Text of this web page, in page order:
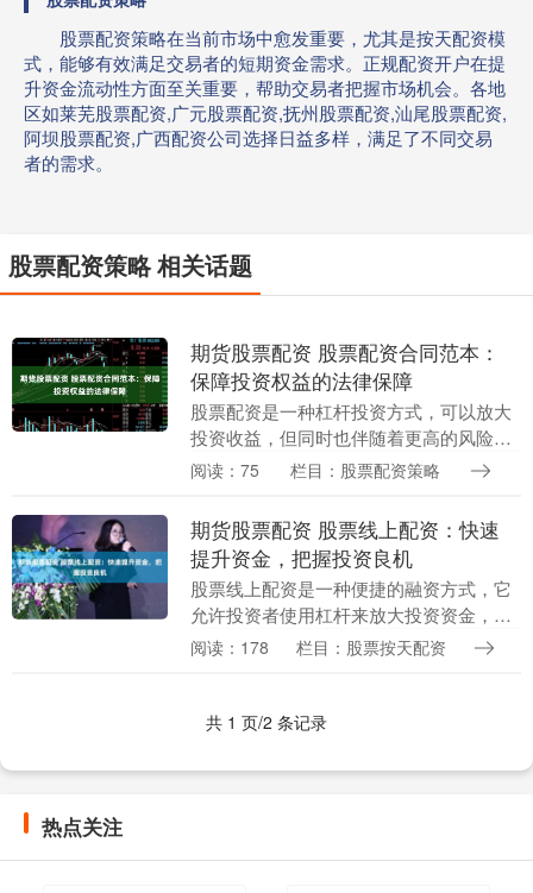
股票配资策略在当前市场中愈发重要，尤其是按天配资模
式，能够有效满足交易者的短期资金需求。正规配资开户在提
升资金流动性方面至关重要，帮助交易者把握市场机会。各地
区如莱芜股票配资,广元股票配资,抚州股票配资,汕尾股票配资,
阿坝股票配资,广西配资公司选择日益多样，满足了不同交易
者的需求。
股票配资策略 相关话题
期货股票配资 股票配资合同范本：
保障投资权益的法律保障
股票配资是一种杠杆投资方式，可以放大
投资收益，但同时也伴随着更高的风险。
为了保障投资者的权益，签订一份完善的
划：**确....
阅读：75 栏目：股票配资策略
期货股票配资 股票线上配资：快速
提升资金，把握投资良机
股票线上配资是一种便捷的融资方式，它
允许投资者使用杠杆来放大投资资金，从
而获得更高的收益。 * **资质正规：**选择
阅读：178 栏目：股票按天配资
共 1 页/2 条记录
热点关注